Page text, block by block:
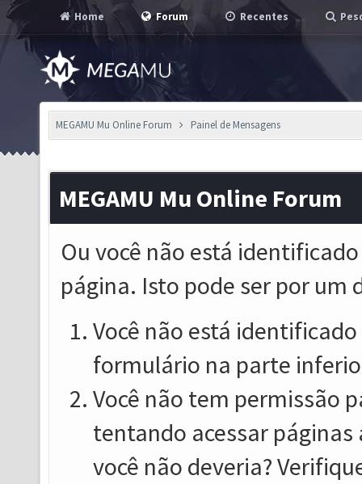
Home Forum Recentes
MEGAMU Mu Online Forum Painel de Mensagens
MEGAMU Mu Online Forum
Ou você não está
página. Isto pode ser por um
Você não está
formulário na parte
Você não tem permissão
tentando acessar
você não deveria?